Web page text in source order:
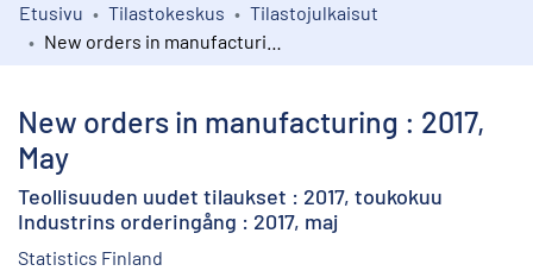
Kokoelmat
Etusivu Tilastokeskus
Tilastojulkaisut
New orders in manufacturing : 2017,
May
Teollisuuden uudet tilaukset : 2017, toukokuu
Industrins orderingång : 2017, maj
Statistics Finland